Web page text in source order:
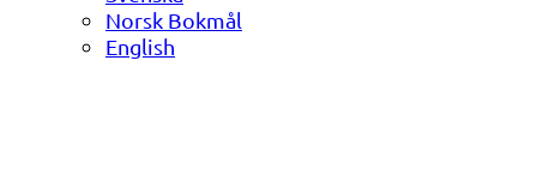
Norsk Bokmål
English